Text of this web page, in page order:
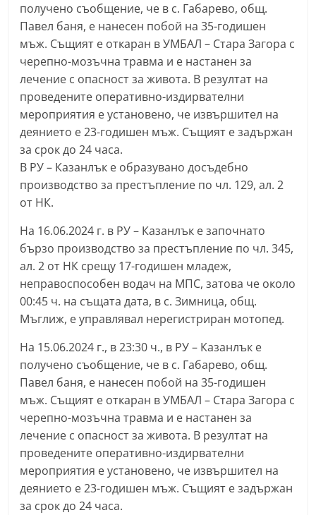
b
g
.
i
n
f
o
,
g
l
e
r
y
-
k
a
z
a
n
l
a
k
.
получено съобщение, че в с. Габарево, общ.
Павел баня, е нанесен побой на 35-годишен
мъж. Същият е откаран в УМБАЛ – Стара Загора с
черепно-мозъчна травма и е настанен за
лечение с опасност за живота. В резултат на
проведените оперативно-издирвателни
мероприятия е установено, че извършител на
деянието е 23-годишен мъж. Същият е задържан
за срок до 24 часа.
В РУ – Казанлък е образувано досъдебно
производство за престъпление по чл. 129, ал. 2
от НК.
На 16.06.2024 г. в РУ – Казанлък е започнато
бързо производство за престъпление по чл. 345,
ал. 2 от НК срещу 17-годишен младеж,
неправоспособен водач на МПС, затова че около
00:45 ч. на същата дата, в с. Зимница, общ.
Мъглиж, е управлявал нерегистриран мотопед.
На 15.06.2024 г., в 23:30 ч., в РУ – Казанлък е
получено съобщение, че в с. Габарево, общ.
Павел баня, е нанесен побой на 35-годишен
мъж. Същият е откаран в УМБАЛ – Стара Загора с
черепно-мозъчна травма и е настанен за
лечение с опасност за живота. В резултат на
проведените оперативно-издирвателни
мероприятия е установено, че извършител на
деянието е 23-годишен мъж. Същият е задържан
за срок до 24 часа.